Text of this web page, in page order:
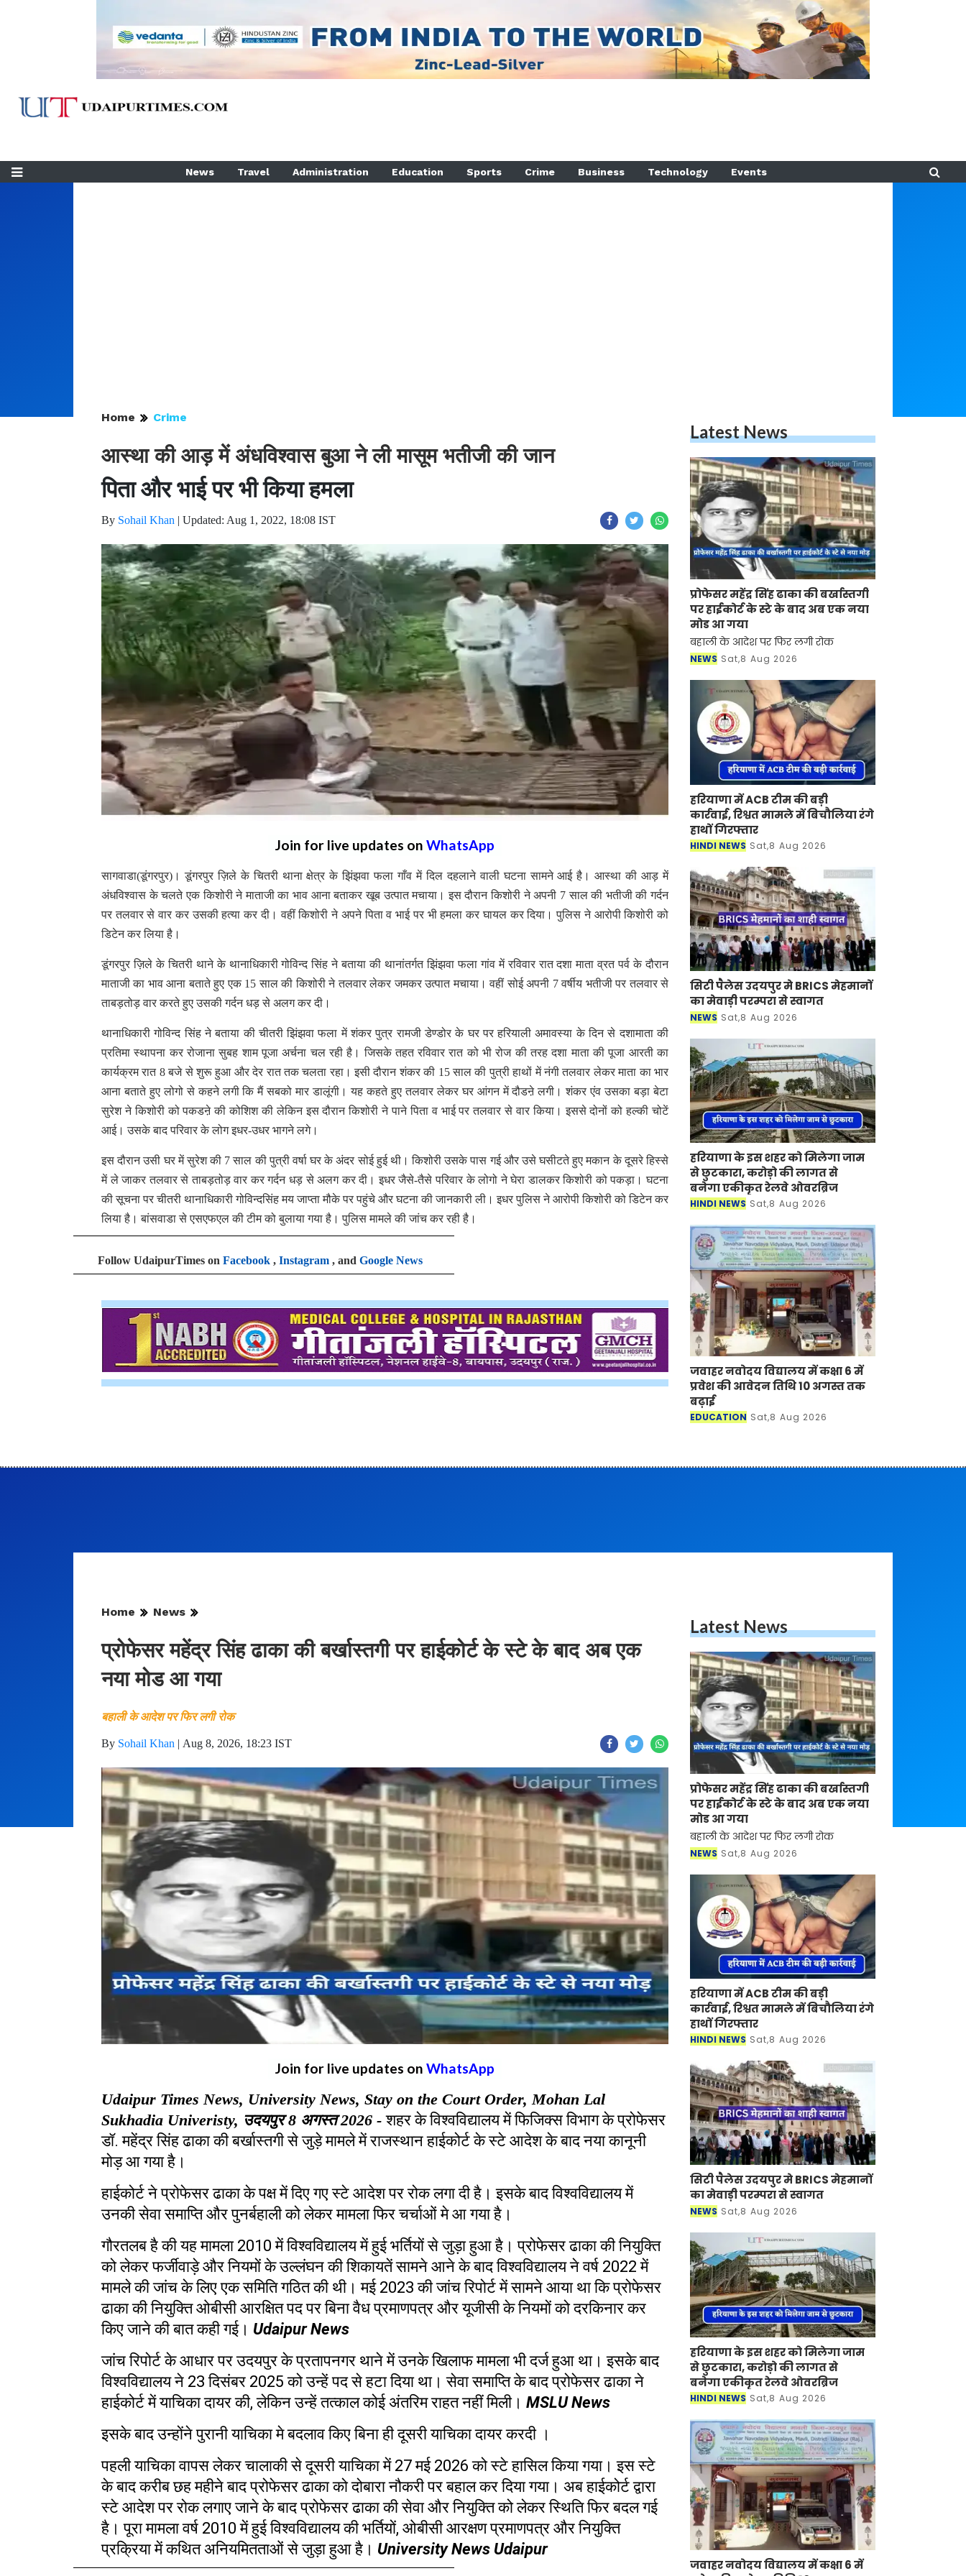
News Travel Administration Education Sports Crime Business Technology Events
Home Crime
आस्था की आड़ में अंधविश्वास बुआ ने ली मासूम भतीजी की जान
पिता और भाई पर भी किया हमला
By Sohail Khan | Updated: Aug 1, 2022, 18:08 IST
Join for live updates on WhatsApp
सागवाडा(डूंगरपुर)। डूंगरपुर ज़िले के चितरी थाना क्षेत्र के झिंझवा फला गाँव में दिल दहलाने वाली घटना सामने आई है। आस्था की आड़ में
अंधविश्वास के चलते एक किशोरी ने माताजी का भाव आना बताकर खूब उत्पात मचाया। इस दौरान किशोरी ने अपनी 7 साल की भतीजी की गर्दन
पर तलवार से वार कर उसकी हत्या कर दी। वहीं किशोरी ने अपने पिता व भाई पर भी हमला कर घायल कर दिया। पुलिस ने आरोपी किशोरी को
डिटेन कर लिया है।
डूंगरपुर ज़िले के चितरी थाने के थानाधिकारी गोविन्द सिंह ने बताया की थानांतर्गत झिंझवा फला गांव में रविवार रात दशा माता व्रत पर्व के दौरान
माताजी का भाव आना बताते हुए एक 15 साल की किशोरी ने तलवार लेकर जमकर उत्पात मचाया। वहीं सोई अपनी 7 वर्षीय भतीजी पर तलवार से
ताबड़तोड़ वार करते हुए उसकी गर्दन धड़ से अलग कर दी।
थानाधिकारी गोविन्द सिंह ने बताया की चीतरी झिंझवा फला में शंकर पुत्र रामजी डेण्डोर के घर पर हरियाली अमावस्या के दिन से दशामाता की
प्रतिमा स्थापना कर रोजाना सुबह शाम पूजा अर्चना चल रही है। जिसके तहत रविवार रात को भी रोज की तरह दशा माता की पूजा आरती का
कार्यक्रम रात 8 बजे से शुरू हुआ और देर रात तक चलता रहा। इसी दौरान शंकर की 15 साल की पुत्री हाथों में नंगी तलवार लेकर माता का भार
आना बताते हुए लोगो से कहने लगी कि मैं सबको मार डालूंगी। यह कहते हुए तलवार लेकर घर आंगन में दौडऩे लगी। शंकर एंव उसका बड़ा बेटा
सुरेश ने किशोरी को पकडऩे की कोशिश की लेकिन इस दौरान किशोरी ने पाने पिता व भाई पर तलवार से वार किया। इससे दोनों को हल्की चोटें
आई। उसके बाद परिवार के लोग इधर-उधर भागने लगे।
इस दौरान उसी घर में सुरेश की 7 साल की पुत्री वर्षा घर के अंदर सोई हुई थी। किशोरी उसके पास गई और उसे घसीटते हुए मकान के दूसरे हिस्से
में ले जाकर तलवार से ताबड़तोड़ वार कर गर्दन धड़ से अलग कर दी। इधर जैसे-तैसे परिवार के लोगो ने घेरा डालकर किशोरी को पकड़ा। घटना
की सूचना पर चीतरी थानाधिकारी गोविन्दसिंह मय जाप्ता मौके पर पहुंचे और घटना की जानकारी ली। इधर पुलिस ने आरोपी किशोरी को डिटेन कर
लिया है। बांसवाडा से एसएफएल की टीम को बुलाया गया है। पुलिस मामले की जांच कर रही है।
Follow UdaipurTimes on Facebook , Instagram , and Google News
Latest News
प्रोफेसर महेंद्र सिंह ढाका की बर्खास्तगी
पर हाईकोर्ट के स्टे के बाद अब एक नया
मोड आ गया
बहाली के आदेश पर फिर लगी रोक
NEWS Sat,8 Aug 2026
हरियाणा में ACB टीम की बड़ी
कार्रवाई, रिश्वत मामले में बिचौलिया रंगे
हाथों गिरफ्तार
HINDI NEWS Sat,8 Aug 2026
सिटी पैलेस उदयपुर मे BRICS मेहमानों
का मेवाड़ी परम्परा से स्वागत
NEWS Sat,8 Aug 2026
हरियाणा के इस शहर को मिलेगा जाम
से छुटकारा, करोड़ो की लागत से
बनेगा एकीकृत रेलवे ओवरब्रिज
HINDI NEWS Sat,8 Aug 2026
जवाहर नवोदय विद्यालय में कक्षा 6 में
प्रवेश की आवेदन तिथि 10 अगस्त तक
बढ़ाई
EDUCATION Sat,8 Aug 2026
Home News
प्रोफेसर महेंद्र सिंह ढाका की बर्खास्तगी पर हाईकोर्ट के स्टे के बाद अब एक
नया मोड आ गया
बहाली के आदेश पर फिर लगी रोक
By Sohail Khan | Aug 8, 2026, 18:23 IST
Join for live updates on WhatsApp
Udaipur Times News, University News, Stay on the Court Order, Mohan Lal
Sukhadia Univeristy, उदयपुर8 अगस्त2026 -शहर के विश्वविद्यालय में फिजिक्स विभाग के प्रोफेसर
डॉ.महेंद्र सिंह ढाका की बर्खास्तगी से जुड़े मामले में राजस्थान हाईकोर्ट के स्टे आदेश के बाद नया कानूनी
मोड़ आ गया है।
हाईकोर्ट ने प्रोफेसर ढाका के पक्ष में दिए गए स्टे आदेश पर रोक लगा दी है। इसके बाद विश्वविद्यालय में
उनकी सेवा समाप्ति और पुनर्बहाली को लेकर मामला फिर चर्चाओं मे आ गया है।
गौरतलब है की यह मामला 2010में विश्वविद्यालय में हुई भर्तियों से जुड़ा हुआ है। प्रोफेसर ढाका की नियुक्ति
को लेकर फर्जीवाड़े और नियमों के उल्लंघन की शिकायतें सामने आने के बाद विश्वविद्यालय ने वर्ष 2022में
मामले की जांच के लिए एक समिति गठित की थी। मई 2023की जांच रिपोर्ट में सामने आया था कि प्रोफेसर
ढाका की नियुक्ति ओबीसी आरक्षित पद पर बिना वैध प्रमाणपत्र और यूजीसी के नियमों को दरकिनार कर
किए जाने की बात कही गई। Udaipur News
जांच रिपोर्ट के आधार पर उदयपुर के प्रतापनगर थाने में उनके खिलाफ मामला भी दर्ज हुआ था। इसके बाद
विश्वविद्यालय ने 23दिसंबर 2025को उन्हें पद से हटा दिया था। सेवा समाप्ति के बाद प्रोफेसर ढाका ने
हाईकोर्ट में याचिका दायर की,लेकिन उन्हें तत्काल कोई अंतरिम राहत नहीं मिली। MSLU News
इसके बाद उन्होंने पुरानी याचिका मेबदलाव किए बिना ही दूसरी याचिका दायर करदी ।
पहली याचिका वापस लेकर चालाकी से दूसरी याचिका में 27मई 2026को स्टे हासिल किया गया। इस स्टे
के बाद करीब छह महीने बाद प्रोफेसर ढाका को दोबारा नौकरी पर बहाल कर दिया गया। अब हाईकोर्ट द्वारा
स्टे आदेश पर रोक लगाए जाने के बाद प्रोफेसर ढाका की सेवा और नियुक्ति को लेकर स्थिति फिर बदल गई
है। पूरा मामला वर्ष 2010में हुई विश्वविद्यालय की भर्तियों, ओबीसी आरक्षण प्रमाणपत्र और नियुक्ति
प्रक्रिया में कथित अनियमितताओं से जुड़ा हुआ है। University News Udaipur
Latest News
प्रोफेसर महेंद्र सिंह ढाका की बर्खास्तगी
पर हाईकोर्ट के स्टे के बाद अब एक नया
मोड आ गया
बहाली के आदेश पर फिर लगी रोक
NEWS Sat,8 Aug 2026
हरियाणा में ACB टीम की बड़ी
कार्रवाई, रिश्वत मामले में बिचौलिया रंगे
हाथों गिरफ्तार
HINDI NEWS Sat,8 Aug 2026
सिटी पैलेस उदयपुर मे BRICS मेहमानों
का मेवाड़ी परम्परा से स्वागत
NEWS Sat,8 Aug 2026
हरियाणा के इस शहर को मिलेगा जाम
से छुटकारा, करोड़ो की लागत से
बनेगा एकीकृत रेलवे ओवरब्रिज
HINDI NEWS Sat,8 Aug 2026
जवाहर नवोदय विद्यालय में कक्षा 6 में